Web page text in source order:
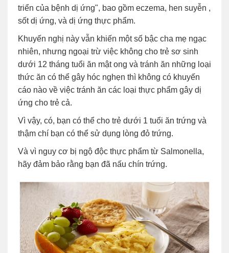
triển của bệnh dị ứng", bao gồm eczema, hen suyễn ,
sốt dị ứng, và dị ứng thực phẩm.
Khuyến nghị này vẫn khiến một số bậc cha mẹ ngạc
nhiên, nhưng ngoại trừ việc không cho trẻ sơ sinh
dưới 12 tháng tuổi ăn mật ong và tránh ăn những loại
thức ăn có thể gây hóc nghẹn thì không có khuyến
cáo nào về việc tránh ăn các loại thực phẩm gây dị
ứng cho trẻ cả.
Vì vậy, có, bạn có thể cho trẻ dưới 1 tuổi ăn trứng và
thậm chí bạn có thể sử dụng lòng đỏ trứng.
Và vì nguy cơ bị ngộ độc thực phẩm từ Salmonella,
hãy đảm bảo rằng bạn đã nấu chín trứng.